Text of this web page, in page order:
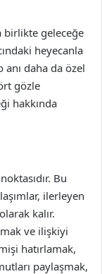
birlikte geleceğe
heyecanla
daha da özel
gözle
hakkında
Bu
ilerleyen
kalır.
ve ilişkiyi
hatırlamak,
paylaşmak,